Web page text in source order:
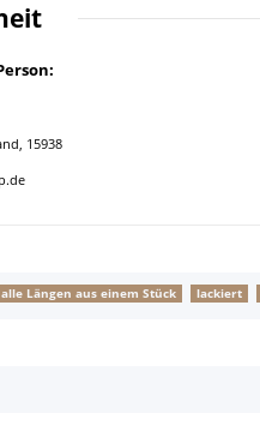
15938
alle Längen aus einem Stück lackiert